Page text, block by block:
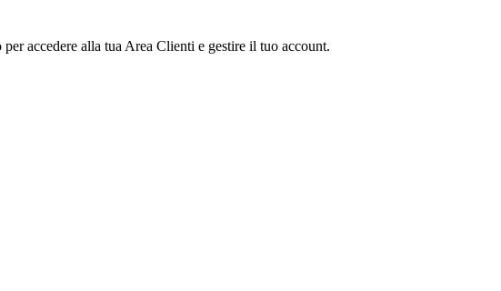
accedere alla tua Area Clienti e gestire il tuo account.